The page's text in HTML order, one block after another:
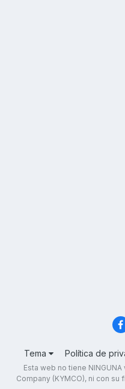
Tema Política de
Esta web no tiene
Company (KYMCO), ni con su